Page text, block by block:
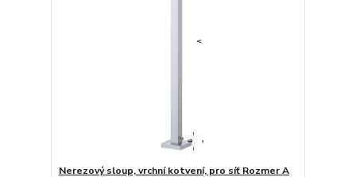
Nerezový sloup, vrchní kotvení, pro síť Rozmer A